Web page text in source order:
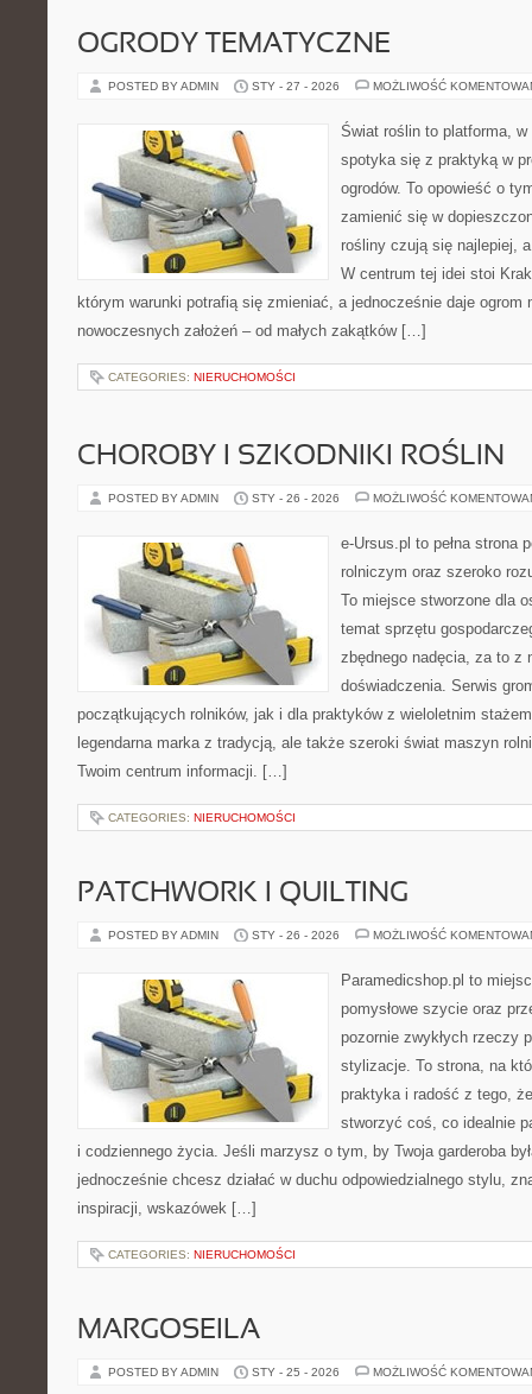
OGRODY TEMATYCZNE
POSTED BY ADMIN STY - 27 - 2026 MOŻLIWOŚĆ
Świat roślin to platforma,
spotyka się z praktyką w
ogrodów. To opowieść o
zamienić się w
rośliny czują się najlepiej,
W centrum tej idei stoi
którym warunki potrafią się zmieniać, a jednocześnie daje ogrom
nowoczesnych założeń – od małych zakątków […]
CATEGORIES: NIERUCHOMOŚCI
CHOROBY I SZKODNIKI ROŚLIN
POSTED BY ADMIN STY - 26 - 2026 MOŻLIWOŚĆ
e-Ursus.pl to pełna strona
rolniczym oraz szeroko
To miejsce stworzone dla
temat sprzętu
zbędnego nadęcia, za to z
doświadczenia. Serwis
początkujących rolników, jak i dla praktyków z wieloletnim
legendarna marka z tradycją, ale także szeroki świat maszyn
Twoim centrum informacji. […]
CATEGORIES: NIERUCHOMOŚCI
PATCHWORK I QUILTING
POSTED BY ADMIN STY - 26 - 2026 MOŻLIWOŚĆ
Paramedicshop.pl to
pomysłowe szycie oraz
pozornie zwykłych rzeczy
stylizacje. To strona, na
praktyka i radość z tego,
stworzyć coś, co idealnie
i codziennego życia. Jeśli marzysz o tym, by Twoja garderoba
jednocześnie chcesz działać w duchu odpowiedzialnego stylu,
inspiracji, wskazówek […]
CATEGORIES: NIERUCHOMOŚCI
MARGOSEILA
POSTED BY ADMIN STY - 25 - 2026 MOŻLIWOŚĆ